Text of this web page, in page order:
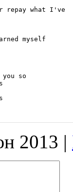
repay what I've
myself
so
2013 |